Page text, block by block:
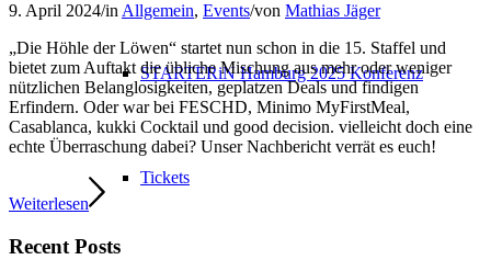
STARTERiN Hamburg 2025 Konferenz
Tickets
9. April 2024/inAllgemein, Events/von Mathias Jäger
„Die Höhle der Löwen“ startet nun schon in die 15. Staffel und
bietet zum Auftakt die übliche Mischung aus mehr oder weniger
nützlichen Belanglosigkeiten, geplatzen Deals und findigen
Erfindern. Oder war bei FESCHD, Minimo MyFirstMeal,
Casablanca, kukki Cocktail und good decision. vielleicht doch eine
echte Überraschung dabei? Unser Nachbericht verrät es euch!
Weiterlesen
Recent Posts